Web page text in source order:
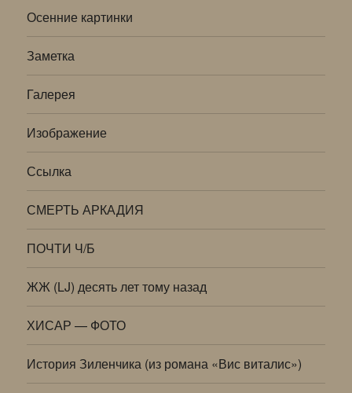
Осенние картинки
Заметка
Галерея
Изображение
Ссылка
СМЕРТЬ АРКАДИЯ
ПОЧТИ Ч/Б
ЖЖ (LJ) десять лет тому назад
ХИСАР — ФОТО
История Зиленчика (из романа «Вис виталис»)